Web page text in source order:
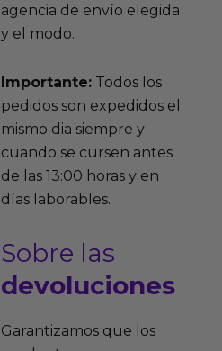
agencia de envío elegida
y el modo.
Importante:Todos los
pedidos son expedidos el
mismo dia siempre y
cuando se cursen antes
de las 13:00 horas y en
días laborables.
Sobre las
devoluciones
Garantizamos que los